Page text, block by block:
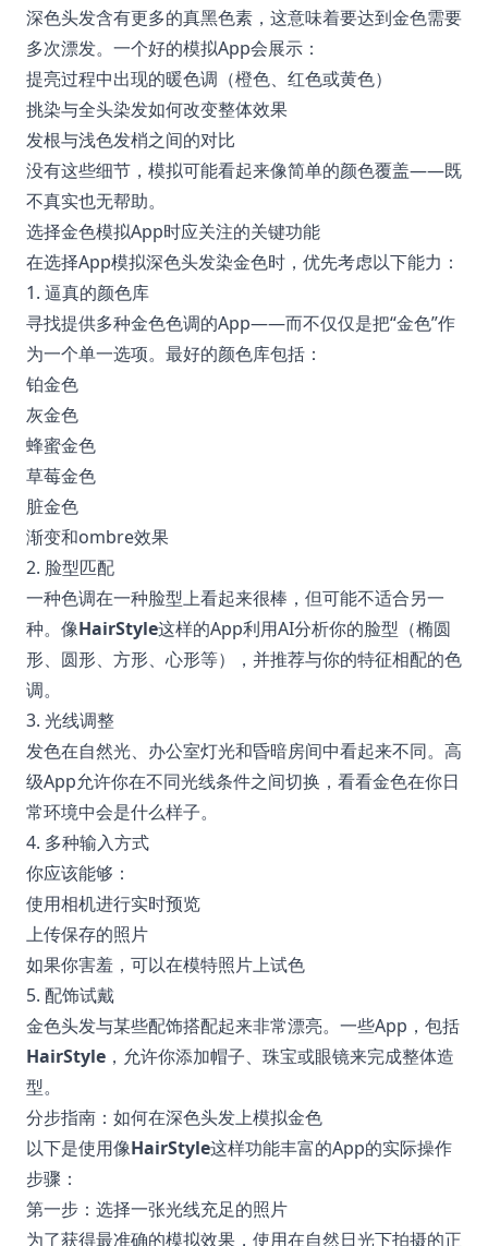
深色头发含有更多的真黑色素，这意味着要达到金色需要
多次漂发。一个好的模拟App会展示：
提亮过程中出现的暖色调（橙色、红色或黄色）
挑染与全头染发如何改变整体效果
发根与浅色发梢之间的对比
没有这些细节，模拟可能看起来像简单的颜色覆盖——既
不真实也无帮助。
选择金色模拟App时应关注的关键功能
在选择App模拟深色头发染金色时，优先考虑以下能力：
1. 逼真的颜色库
寻找提供多种金色色调的App——而不仅仅是把“金色”作
为一个单一选项。最好的颜色库包括：
铂金色
灰金色
蜂蜜金色
草莓金色
脏金色
渐变和ombre效果
2. 脸型匹配
一种色调在一种脸型上看起来很棒，但可能不适合另一
种。像HairStyle这样的App利用AI分析你的脸型（椭圆
形、圆形、方形、心形等），并推荐与你的特征相配的色
调。
3. 光线调整
发色在自然光、办公室灯光和昏暗房间中看起来不同。高
级App允许你在不同光线条件之间切换，看看金色在你日
常环境中会是什么样子。
4. 多种输入方式
你应该能够：
使用相机进行实时预览
上传保存的照片
如果你害羞，可以在模特照片上试色
5. 配饰试戴
金色头发与某些配饰搭配起来非常漂亮。一些App，包括
HairStyle ，允许你添加帽子、珠宝或眼镜来完成整体造
型。
分步指南：如何在深色头发上模拟金色
以下是使用像HairStyle这样功能丰富的App的实际操作
步骤：
第一步：选择一张光线充足的照片
为了获得最准确的模拟效果，使用在自然日光下拍摄的正